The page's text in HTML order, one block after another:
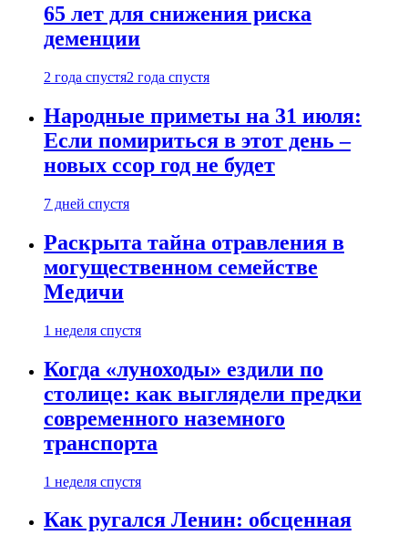
65 лет для снижения риска
деменции
2 года спустя2 года спустя
Народные приметы на 31 июля:
Если помириться в этот день –
новых ссор год не будет
7 дней спустя
Раскрыта тайна отравления в
могущественном семействе
Медичи
1 неделя спустя
Когда «луноходы» ездили по
столице: как выглядели предки
современного наземного
транспорта
1 неделя спустя
Как ругался Ленин: обсценная